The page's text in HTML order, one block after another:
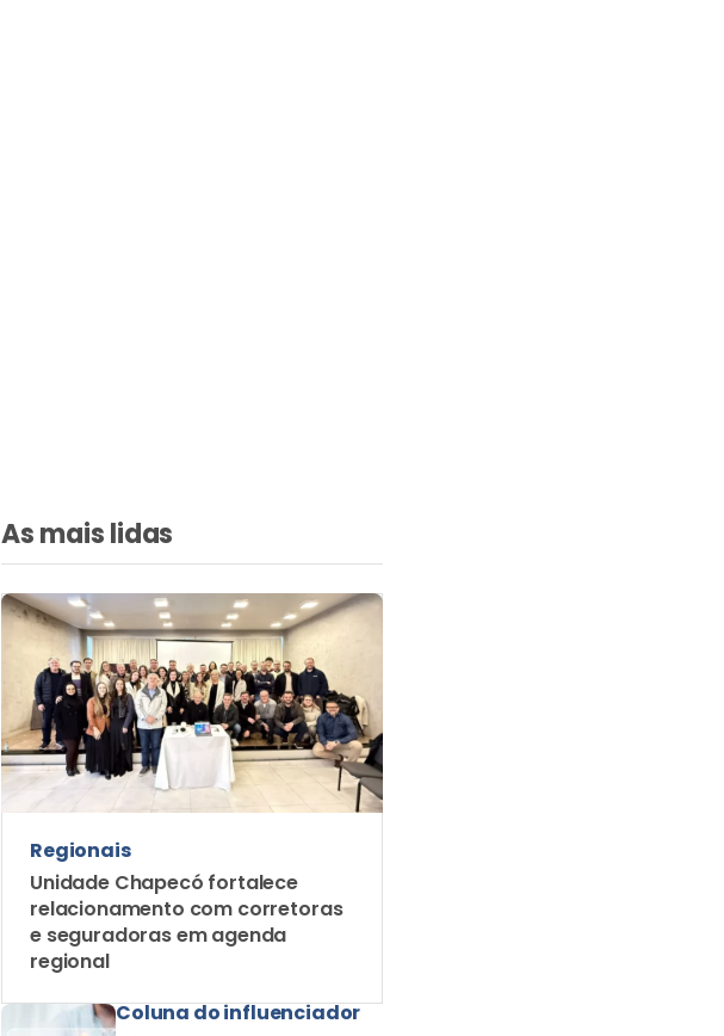
As mais lidas
Regionais
Unidade Chapecó fortalece
relacionamento com corretoras
e seguradoras em agenda
regional
Coluna do influenciador